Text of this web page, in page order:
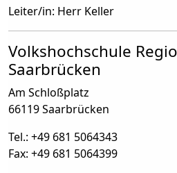
Leiter/in: Herr Keller
Volkshochschule
Saarbrücken
Am Schloßplatz
66119 Saarbrücken
Tel.: +49 681 5064343
Fax: +49 681 5064399